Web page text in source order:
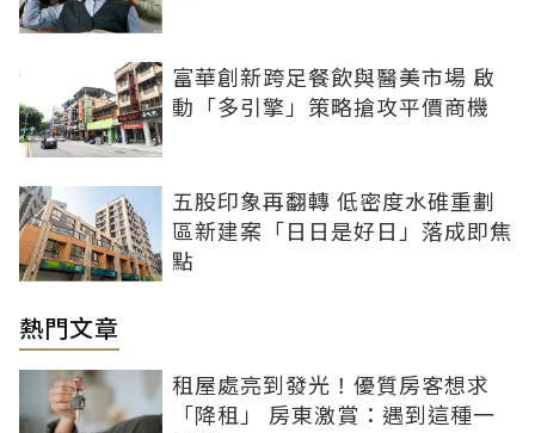
富華創新跨足餐飲與醫美市場 啟
動「多引擎」策略搶攻平價商機
五股印象再翻轉 低密度水碓重劃
區新建案「日日是好日」落成即焦
點
熱門文章
租屋處亮到發光！優質房客想求
「降租」 房東激賞：遇到這種一